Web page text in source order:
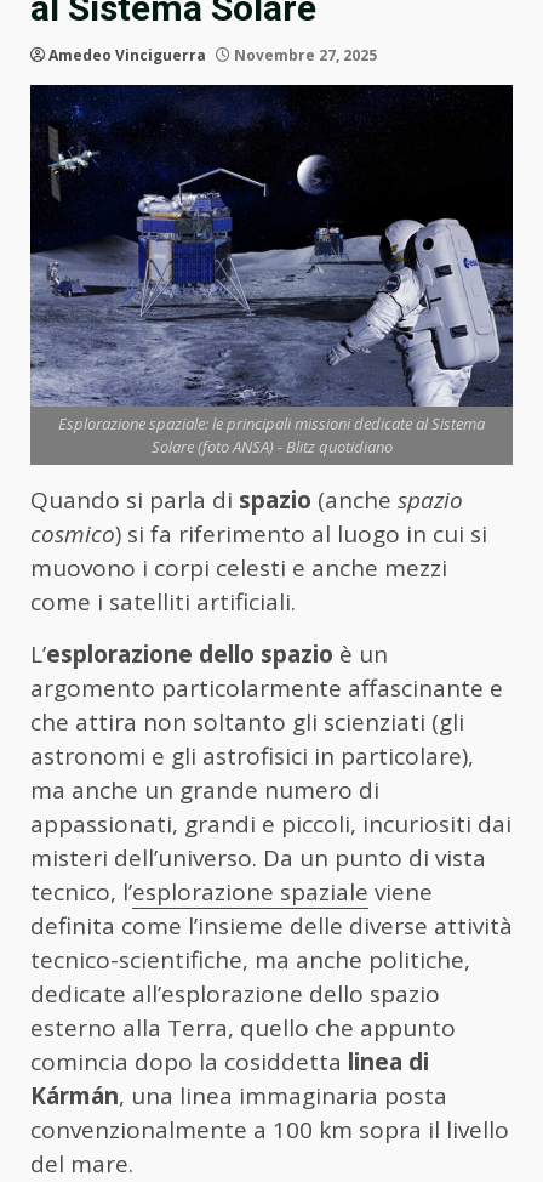
Amedeo Vinciguerra Novembre 27, 2025
Esplorazione spaziale: le principali missioni dedicate al Sistema
Solare (foto ANSA) - Blitz quotidiano
Quando si parla di spazio (anche spazio
cosmico) si fa riferimento al luogo in cui si
muovono i corpi celesti e anche mezzi
come i satelliti artificiali.
L’esplorazione dello spazio è un
argomento particolarmente affascinante e
che attira non soltanto gli scienziati (gli
astronomi e gli astrofisici in particolare),
ma anche un grande numero di
appassionati, grandi e piccoli, incuriositi dai
misteri dell’universo. Da un punto di vista
tecnico, l’esplorazione spaziale viene
definita come l’insieme delle diverse attività
tecnico-scientifiche, ma anche politiche,
dedicate all’esplorazione dello spazio
esterno alla Terra, quello che appunto
comincia dopo la cosiddetta linea di
Kármán, una linea immaginaria posta
convenzionalmente a 100 km sopra il livello
del mare.